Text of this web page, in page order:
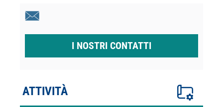
I NOSTRI CONTATTI
ATTIVITÀ